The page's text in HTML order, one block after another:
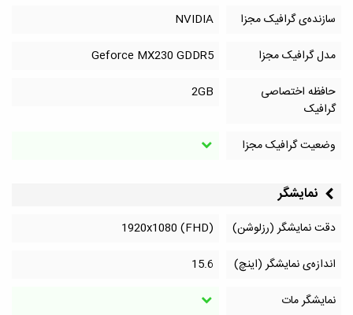
سازنده‌ی گرافیک مجزا
NVIDIA
مدل گرافیک مجزا
Geforce MX230 GDDR5
حافظه اختصاصی
گرافیک
2GB
وضعیت گرافیک مجزا
نمایشگر
دقت نمایشگر (رزلوشن)
1920x1080 (FHD)
اندازه‌ی نمایشگر (اینچ)
15.6
نمایشگر مات